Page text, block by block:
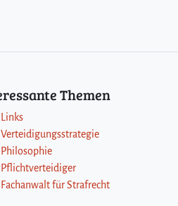
Themen
Links
Verteidigungsstrategie
Philosophie
Pflichtverteidiger
Fachanwalt für Strafrecht